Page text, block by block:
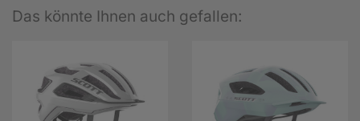
Das könnte Ihnen auch gefallen: